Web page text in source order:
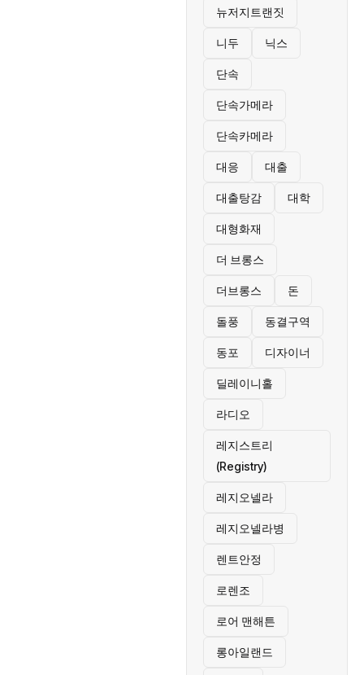
뉴저지트랜짓
니두 닉스
단속
단속가메라
단속카메라
대응 대출
대출탕감 대학
대형화재
더 브롱스
더브롱스 돈
돌풍 동결구역
동포 디자이너
딜레이니홀
라디오
레지스트리
(Registry)
레지오넬라
레지오넬라병
렌트안정
로렌조
로어 맨해튼
롱아일랜드